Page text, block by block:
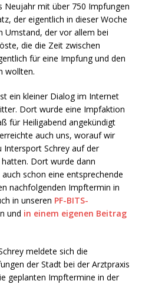
Neujahr mit über 750 Impfungen
der eigentlich in dieser Woche
Umstand, der vor allem bei
die die Zeit zwischen
für eine Impfung und den
wollten.
ein kleiner Dialog im Internet
Dort wurde eine Impfaktion
für Heiligabend angekündigt
auch uns, worauf wir
Intersport Schrey auf der
Dort wurde dann
schon eine entsprechende
nachfolgenden Impftermin in
in unseren PF-BITS-
und in einem eigenen Beitrag
meldete sich die
der Stadt bei der Arztpraxis
geplanten Impftermine in der